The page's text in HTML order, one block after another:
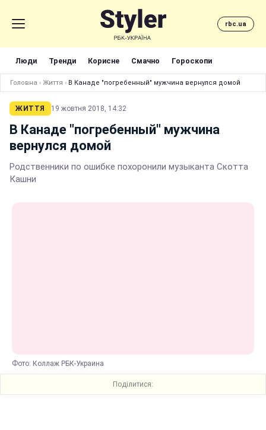
rbc.ua
Люди Тренди Корисне Смачно Гороскопи
Головна › Життя › В Канаде "погребенный" мужчина вернулся домой
ЖИТТЯ 19 жовтня 2018, 14:32
В Канаде "погребенный" мужчина
вернулся домой
Родственники по ошибке похоронили музыканта Скотта
Кашни
Фото: Коллаж РБК-Украина
Поділитися: